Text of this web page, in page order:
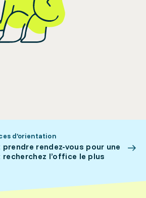
d’orientation
rendez-vous pour une
l’office le plus